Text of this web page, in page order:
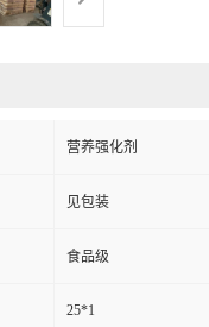
营养强化剂
见包装
食品级
25*1